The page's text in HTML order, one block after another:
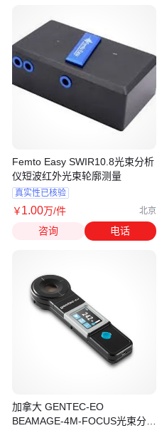
Femto Easy SWIR10.8光束分析
仪短波红外光束轮廓测量
真实性已核验
￥1.00万/件 北京
咨询 电话
加拿大 GENTEC-EO
BEAMAGE-4M-FOCUS光束分析